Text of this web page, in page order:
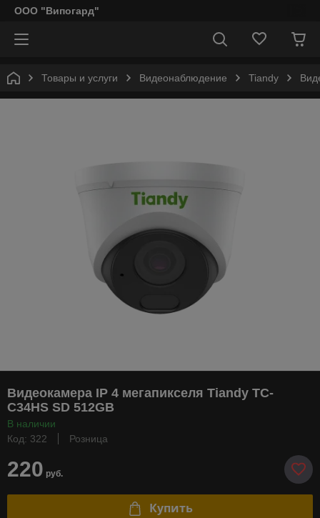
ООО "Випогард"
Товары и услуги Видеонаблюдение Tiandy
Видеокамера IP 4 мегапикселя Tiandy TC-
C34HS SD 512GB
В наличии
Код: 322
Розница
220 руб.
Купить